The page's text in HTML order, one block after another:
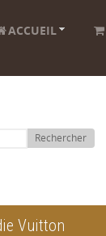
ACCUEIL
Rechercher
Vuitton